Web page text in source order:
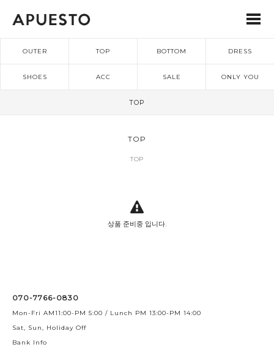
OUTER TOP BOTTOM DRESS
SHOES ACC SALE ONLY YOU
TOP
TOP
TOP
상품 준비중 입니다.
070-7766-0830
Mon-Fri AM11:00-PM 5:00 / Lunch PM 13:00-PM 14:00
Sat, Sun, Holiday Off
Bank Info